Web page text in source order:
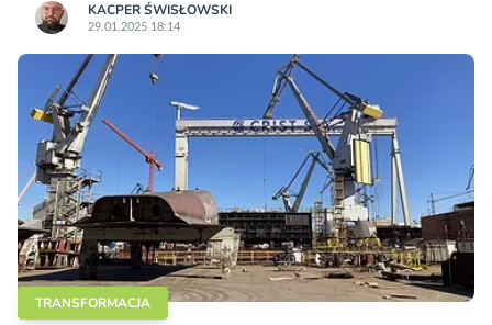
KACPER ŚWISŁO­WSKI
29.01.2025 18:14
TRANSFORMACJA